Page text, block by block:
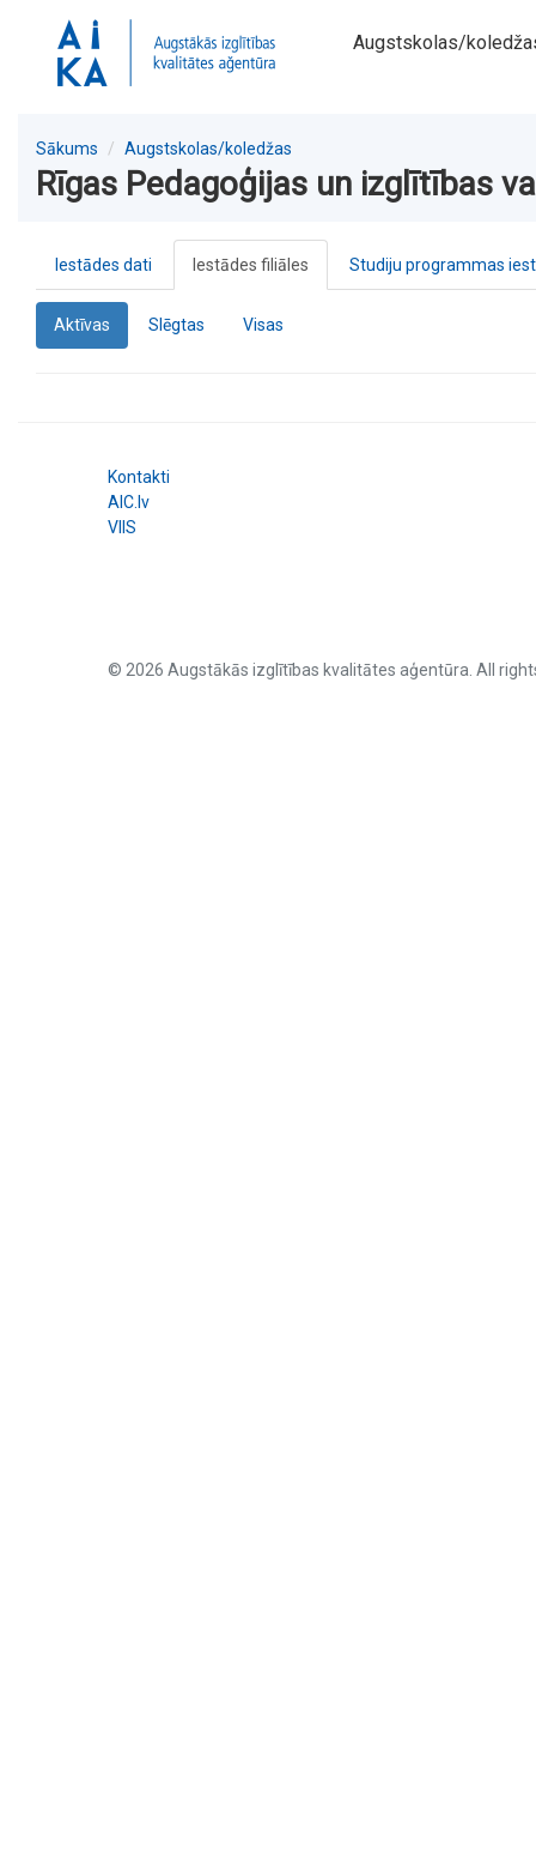
Augstskolas/
Sākums Augstskolas/koledžas
Rīgas Pedagoģijas un izglītības
Iestādes dati Iestādes filiāles Studiju programmas
Aktīvas Slēgtas Visas
Kontakti
AIC.lv
VIIS
© 2026 Augstākās izglītības kvalitātes aģentūra. All